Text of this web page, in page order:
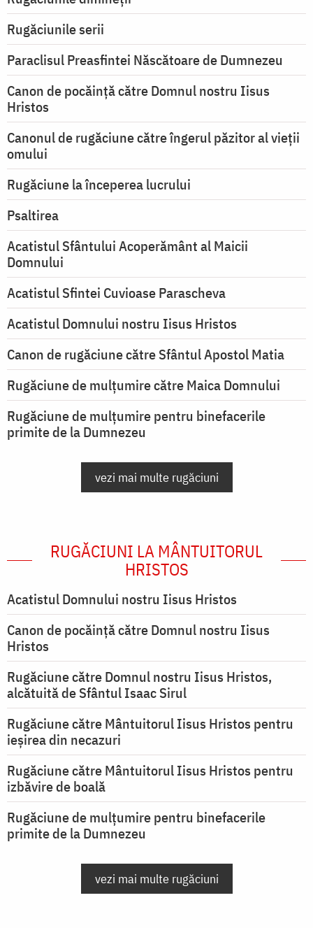
Rugăciunile serii
Paraclisul Preasfintei Născătoare de Dumnezeu
Canon de pocăință către Domnul nostru Iisus
Hristos
Canonul de rugăciune către îngerul păzitor al vieții
omului
Rugăciune la începerea lucrului
Psaltirea
Acatistul Sfântului Acoperământ al Maicii
Domnului
Acatistul Sfintei Cuvioase Parascheva
Acatistul Domnului nostru Iisus Hristos
Canon de rugăciune către Sfântul Apostol Matia
Rugăciune de mulţumire către Maica Domnului
Rugăciune de mulțumire pentru binefacerile
primite de la Dumnezeu
vezi mai multe rugăciuni
RUGĂCIUNI LA MÂNTUITORUL
HRISTOS
Acatistul Domnului nostru Iisus Hristos
Canon de pocăință către Domnul nostru Iisus
Hristos
Rugăciune către Domnul nostru Iisus Hristos,
alcătuită de Sfântul Isaac Sirul
Rugăciune către Mântuitorul Iisus Hristos pentru
ieşirea din necazuri
Rugăciune către Mântuitorul Iisus Hristos pentru
izbăvire de boală
Rugăciune de mulțumire pentru binefacerile
primite de la Dumnezeu
vezi mai multe rugăciuni